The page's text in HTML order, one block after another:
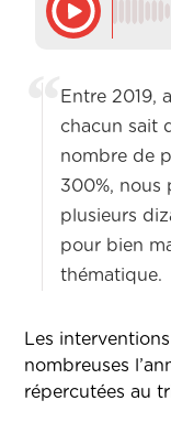
Entre 2019,
chacun sait
nombre de
300%, nous
plusieurs
pour bien
thématique.
Les
nombreuses
répercutées au